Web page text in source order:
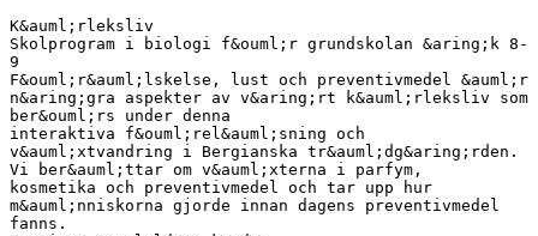
K&auml;rleksliv
Skolprogram i biologi f&ouml;r grundskolan &aring;k 8-
9
F&ouml;r&auml;lskelse, lust och preventivmedel &auml;r
n&aring;gra aspekter av v&aring;rt k&auml;rleksliv som
ber&ouml;rs under denna
interaktiva f&ouml;rel&auml;sning och
v&auml;xtvandring i Bergianska tr&auml;dg&aring;rden.
Vi ber&auml;ttar om v&auml;xterna i parfym,
kosmetika och preventivmedel och tar upp hur
m&auml;nniskorna gjorde innan dagens preventivmedel
fanns.